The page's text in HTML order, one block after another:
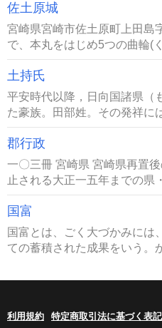
佐土原城
宮崎県宮崎市佐土原町上田島
で、本丸をはじめ5つの曲輪(
土持氏
平安時代以降，日向国諸県（
た豪族。田部姓。その発祥に
郡行政
一〇三冊 宮崎県 宮崎県再置
止される大正一五年までの県
国富
国富とは、ごく大づかみには
ての蓄積された成果をいう。
利用規約 特定商取引法に基づく表記